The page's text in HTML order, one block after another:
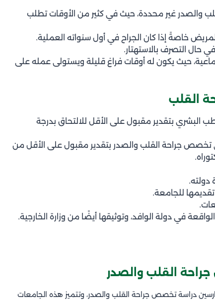
والصدر غير محددة، حيث في كثير من الأوقات تطلب
خاصةً إذا كان الجراح في أول سنواته العملية.
حال التصرف بالاستهتار.
حيث يكون له أوقات فراغ قليلة ويستولى عمله على
القلب
البشري بتقدير مقبول على الأقل للالتحاق بدرجة
تخصص جراحة القلب والصدر بتقدير مقبول على الأقل من
للجامعة.
في دولة الوافد، وتوثيقها أيضًا من وزارة الخارجية.
القلب والصدر
دراسة تخصص جراحة القلب والصدر، وتتميز هذه الجامعات